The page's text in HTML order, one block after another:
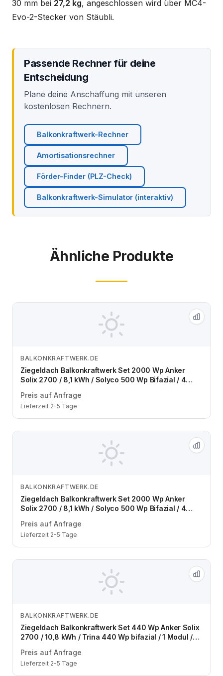
30 mm bei 27,2 kg, angeschlossen wird über MC4-
Evo-2-Stecker von Stäubli.
Passende Rechner für deine
Entscheidung
Plane deine Anschaffung mit unseren
kostenlosen Rechnern.
Balkonkraftwerk-Rechner
Amortisationsrechner
Förder-Finder (PLZ-Check)
Balkonkraftwerk-Simulator (interaktiv)
Ähnliche Produkte
Zum Angebot
BALKONKRAFTWERK.DE
Ziegeldach Balkonkraftwerk Set 2000 Wp Anker
Solix 2700 / 8,1 kWh / Solyco 500 Wp Bifazial / 4
Preis auf Anfrage
Lieferzeit 2-5 Tage
Zum Angebot
BALKONKRAFTWERK.DE
Ziegeldach Balkonkraftwerk Set 2000 Wp Anker
Solix 2700 / 8,1 kWh / Solyco 500 Wp Bifazial / 4
Preis auf Anfrage
Lieferzeit 2-5 Tage
Zum Angebot
BALKONKRAFTWERK.DE
Ziegeldach Balkonkraftwerk Set 440 Wp Anker Solix
2700 / 10,8 kWh / Trina 440 Wp bifazial / 1 Modul /
Preis auf Anfrage
Lieferzeit 2-5 Tage